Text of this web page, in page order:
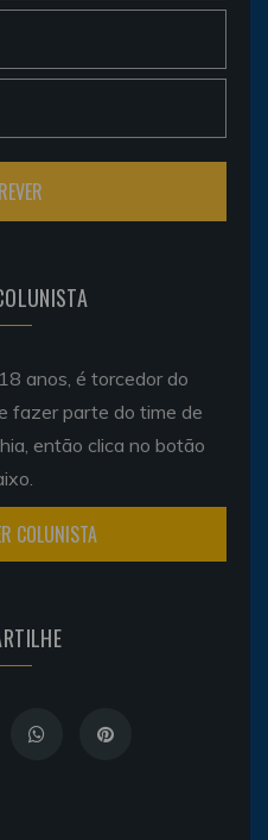
anos, é torcedor do
fazer parte do time de
então clica no botão
COLUNISTA